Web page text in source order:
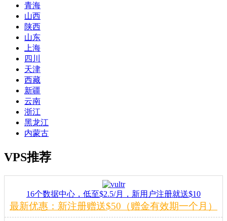
青海
山西
陕西
山东
上海
四川
天津
西藏
新疆
云南
浙江
黑龙江
内蒙古
VPS推荐
16个数据中心，低至$2.5/月，新用户注册就送$10
最新优惠：新注册赠送$50（赠金有效期一个月）